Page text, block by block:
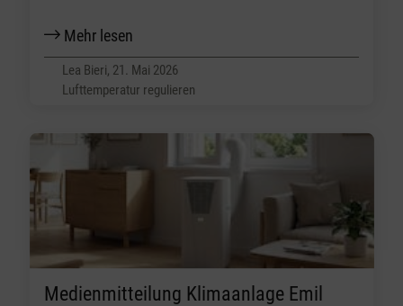
Mehr lesen
Lea Bieri, 21. Mai 2026
Lufttemperatur regulieren
Medienmitteilung Klimaanlage Emil